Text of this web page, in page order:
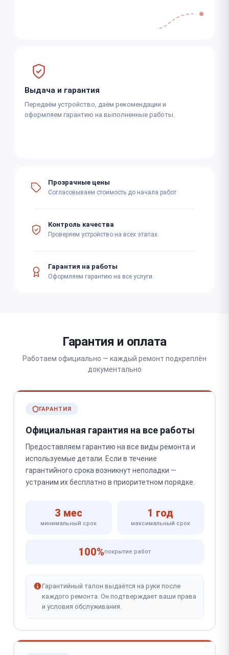
Выдача и гарантия
Передаём устройство, даём рекомендации и
оформляем гарантию на выполненные работы.
Прозрачные цены
Согласовываем стоимость до начала работ.
Контроль качества
Проверяем устройство на всех этапах.
Гарантия на работы
Оформляем гарантию на все услуги.
Гарантия и оплата
Работаем официально — каждый ремонт подкреплён
документально
ГАРАНТИЯ
Официальная гарантия на все работы
Предоставляем гарантию на все виды ремонта и
используемые детали. Если в течение
гарантийного срока возникнут неполадки —
устраним их бесплатно в приоритетном порядке.
3 мес
минимальный срок
1 год
максимальный срок
100%покрытие работ
Гарантийный талон выдаётся на руки после
каждого ремонта. Он подтверждает ваши права
и условия обслуживания.